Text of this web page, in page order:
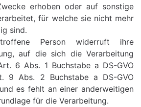
erhoben oder auf sonstige
für welche sie nicht mehr
sind.
Person widerruft ihre
auf die sich die Verarbeitung
6 Abs. 1 Buchstabe a DS-GVO
9 Abs. 2 Buchstabe a DS-GVO
es fehlt an einer anderweitigen
für die Verarbeitung.